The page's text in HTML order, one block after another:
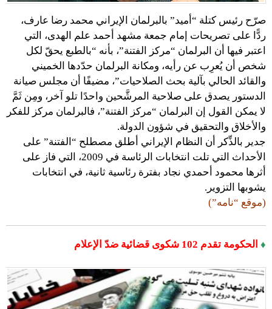
صرّح رئيس كتلة “أميد” بالبرلمان الإيراني محمد رضا عارف،
ردًّا على تصريحات إمام جمعة مشهد أحمد علم الهدى، التي
اعتبر فيها أن البرلمان “مركز الفتنة”، بأنه “بالطبع يحقّ لكل
شخص أن يُعرِب عن رأيه، ومكانة البرلمان حدّدها الخميني
والقائد الحالي بآلية بحث الصلاحيات”، مضيفًا أن مجلس صيانة
الدستور يصدق على صلاحية المرشَّحين واحدًا تلو آخر، ومِن ثَمَّ
لا يمكن القول إن البرلمان “مركز الفتنة”، فالبرلمان مركز للفكر
والأخلاق والتحقيق في شؤون الدولة.
جدير بالذِّكر أن النظام الإيراني أطلق مصطلح “الفتنة” على
الأحداث التي تلت انتخابات الرئاسة في 2009، التي فاز على
أثرها محمود أحمدي نجاد بفترة رئاسية ثانية، في انتخابات
يشوبها التزوير.
(موقع “نامه”)
♦ الحكومة تقدم 102 شكوى قضائية ضدّ الإعلام